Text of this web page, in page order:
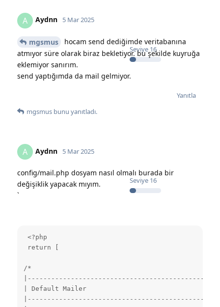
A Aydnn
Seviye 16
5 Mar 2025
mgsmus
hocam send dediğimde veritabanına
atmıyor süre olarak biraz bekletiyor. bu şekilde kuyruğa
eklemiyor sanırım.
send yaptığımda da mail gelmiyor.
Yanıtla
mgsmus bunu yanıtladı.
A Aydnn
Seviye 16
5 Mar 2025
config/mail.php dosyam nasıl olmalı burada bir
değişiklik yapacak mıyım.
`
<?php
return [
/*
| Default Mailer